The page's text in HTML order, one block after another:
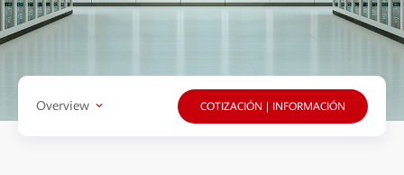
Overview COTIZACIÓN | INFORMACIÓN